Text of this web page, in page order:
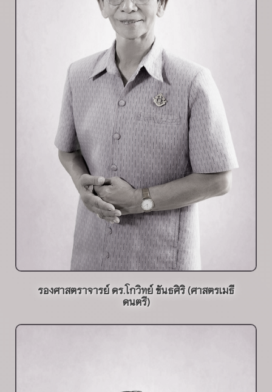
รองศาสตราจารย์ ดร.โกวิทย์ ขันธศิริ (ศาสตรเมธี
ดนตรี)